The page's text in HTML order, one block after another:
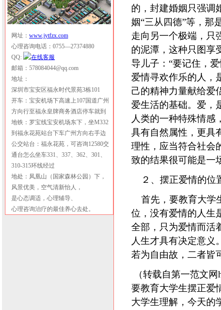
网址： www.jytfzx.com
心理咨询电话：0755—27374880
QQ:
邮箱：578084044@qq.com
地址：
深圳市宝安区福永时代景苑3栋101
开车：宝安机场下高速上107国道广州
方向行至福永皇牌商务酒店停车就到
地铁：罗宝线宝安机场东下，坐M332
到福永花苑站台下车广州方向右手边
公交站台：福永花苑，可咨询12580交
通台怎么坐车331、337、362、301、
310-315环线经过
地处：凤凰山（国家森林公园）下，
风景优美，空气清新怡人，
是心态调适，心理辅导、
心理咨询治疗的最佳养心去处。
的，封建婚姻只强调
姻“三从四德”等，那
走向另一个极端，只
的泥潭，这种只图享
导儿子：“要记住，
爱情寻欢作乐的人，
己的精神力量献给爱
爱生活的基础。爱，
人类的一种特殊情感
具有自然属性，更具
理性，应当符合社会
致的结果很可能是一
２、摆正爱情的位
首先，要教育大学
位，没有爱情的人生
全部，只为爱情而活
人生才具有决定意义
若为自由故，二者皆
（转载自第一范文
要教育大学生摆正爱
大学生理解，今天的